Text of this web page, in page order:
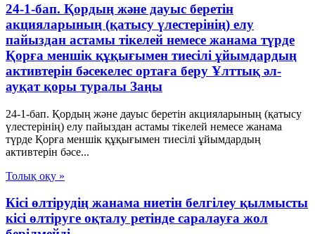
24-1-бап. Қордың және дауыс беретін
акцияларының (қатысу үлестерінің) елу
пайыздан астамы тікелей немесе жанама түрде
Қорға меншік құқығымен тиесілі ұйымдардың
активтерін бәсекелес ортаға беру Ұлттық әл-
ауқат қоры туралы Заңы
24-1-бап. Қордың және дауыс беретін акцияларының (қатысу
үлестерінің) елу пайыздан астамы тікелей немесе жанама
түрде Қорға меншік құқығымен тиесілі ұйымдардың
активтерін бәсе...
Толық оқу »
Кісі өлтірудің жанама ниетін белгілеу қылмысты
кісі өлтіруге оқталу ретінде саралауға жол